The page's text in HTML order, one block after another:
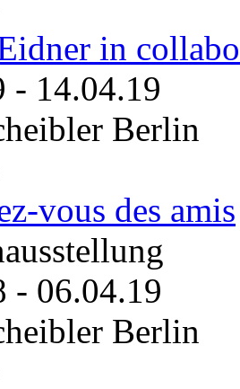
in
- 14.04.19
Berlin
vous des amis
- 06.04.19
Berlin